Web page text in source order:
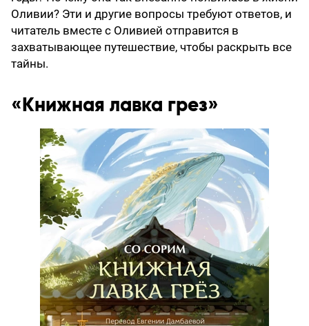
Оливии? Эти и другие вопросы требуют ответов, и
читатель вместе с Оливией отправится в
захватывающее путешествие, чтобы раскрыть все
тайны.
«Книжная лавка грез»